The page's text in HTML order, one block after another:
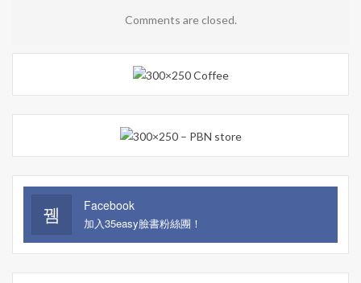
Comments are closed.
Facebook
加入35easy臉書粉絲團！